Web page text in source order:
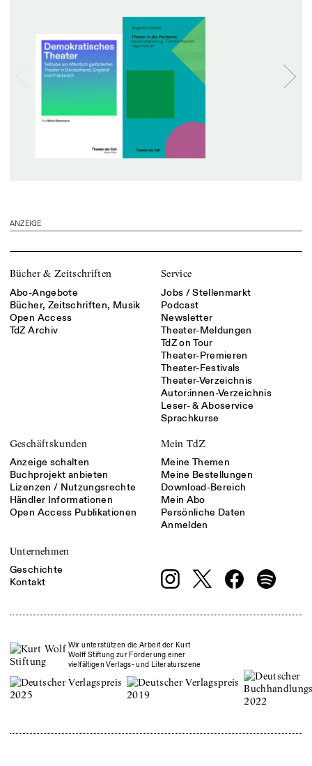
ANZEIGE
Bücher & Zeitschriften
Abo-Angebote
Bücher, Zeitschriften, Musik
Open Access
TdZ Archiv
Service
Jobs / Stellenmarkt
Podcast
Newsletter
Theater-Meldungen
TdZ on Tour
Theater-Premieren
Theater-Festivals
Theater-Verzeichnis
Autor:innen-Verzeichnis
Leser- & Aboservice
Sprachkurse
Geschäftskunden
Anzeige schalten
Buchprojekt anbieten
Lizenzen / Nutzungsrechte
Händler Informationen
Open Access Publikationen
Mein TdZ
Meine Themen
Meine Bestellungen
Download-Bereich
Mein Abo
Persönliche Daten
Anmelden
Unternehmen
Geschichte
Kontakt
Wir unterstützen die Arbeit der Kurt
Wolff Stiftung zur Förderung einer
vielfältigen Verlags- und Literaturszene